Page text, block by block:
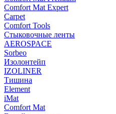
Comfort Mat Expert
Carpet
Comfort Tools
Стыковочные ленты
AEROSPACE
Sorbeo
Изолонтейп
IZOLINER
Тишина
Element
iMat
Comfort Mat